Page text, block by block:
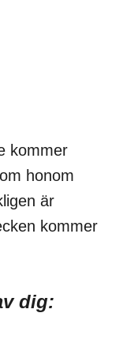
kommer
honom
är
kommer
dig: